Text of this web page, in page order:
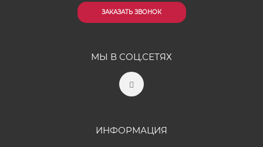
ЗАКАЗАТЬ ЗВОНОК
МЫ В СОЦ.СЕТЯХ
ИНФОРМАЦИЯ